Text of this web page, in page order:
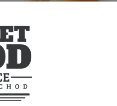
Rožok USA 60g